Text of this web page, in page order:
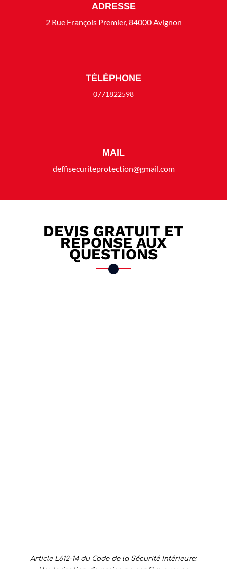
ADRESSE
2 Rue François Premier, 84000 Avignon
TÉLÉPHONE
0771822598
MAIL
deffisecuriteprotection@gmail.com
DEVIS GRATUIT ET
RÉPONSE AUX
QUESTIONS
Article L612-14 du Code de la Sécurité Intérieure: